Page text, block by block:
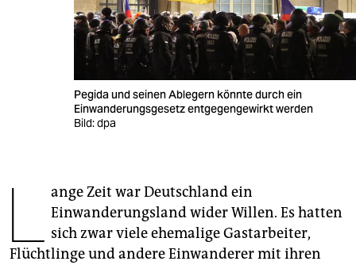
veranstaltungen
fragen & hilfe
unterstützen
genossenschaft
epaper login
Pegida und seinen Ablegern könnte durch ein
Einwanderungsgesetz entgegengewirkt werden
Bild: dpa
L ange Zeit war Deutschland ein
Einwanderungsland wider Willen. Es hatten
sich zwar viele ehemalige Gastarbeiter,
Flüchtlinge und andere Einwanderer mit ihren